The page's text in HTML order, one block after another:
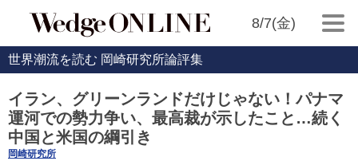
8/7(金)
世界潮流を読む 岡崎研究所論評集
イラン、グリーンランドだけじゃない！パナマ
運河での勢力争い、最高裁が示したこと…続く
中国と米国の綱引き
岡崎研究所